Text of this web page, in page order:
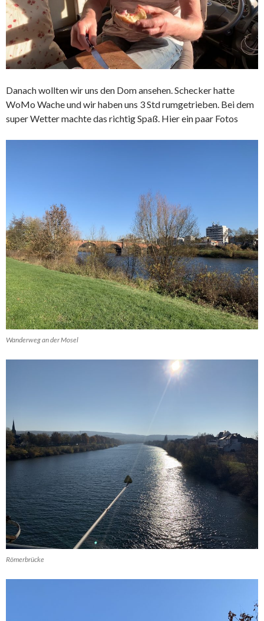
Danach wollten wir uns den Dom ansehen. Schecker hatte
WoMo Wache und wir haben uns 3 Std rumgetrieben. Bei dem
super Wetter machte das richtig Spaß. Hier ein paar Fotos
Wanderweg an der Mosel
Römerbrücke